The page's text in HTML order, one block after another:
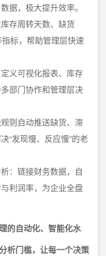
据，极大提升效率。
存周转天数、缺货
标，帮助管理层快速
义可视化报表、库存
部门协作和管理层决
则自动推送缺货、滞
“发现慢、反应慢”的老
：链接财务数据，自
利润率，为企业全盘
的自动化、智能化水
析门槛，让每一个决策